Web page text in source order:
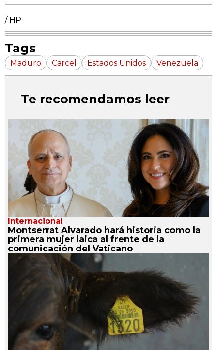
/ HP
Tags
Maduro Carcel Estados Unidos Venezuela
Te recomendamos leer
Internacional
Montserrat Alvarado hará historia como la
primera mujer laica al frente de la
comunicación del Vaticano